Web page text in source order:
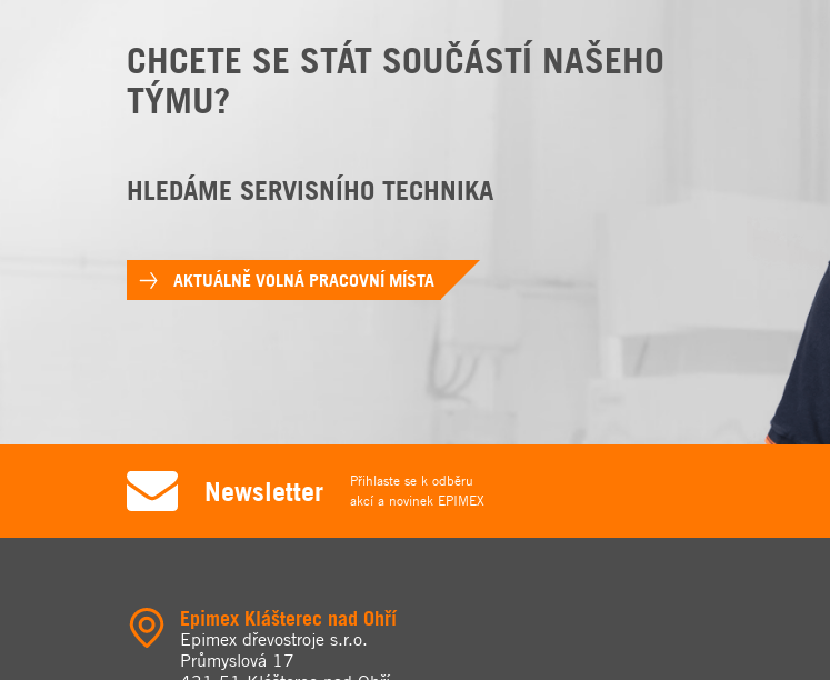
CHCETE SE STÁT SOUČÁSTÍ NAŠEHO
TÝMU?
HLEDÁME SERVISNÍHO TECHNIKA
AKTUÁLNĚ VOLNÁ PRACOVNÍ MÍSTA
Newsletter
Přihlaste se k odběru
akcí a novinek EPIMEX
Epimex Klášterec nad Ohří
Epimex dřevostroje s.r.o.
Průmyslová 17